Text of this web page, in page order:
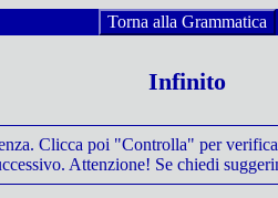
Torna alla Grammatica
Infinito
Clicca poi "Controlla" per
Attenzione! Se chiedi